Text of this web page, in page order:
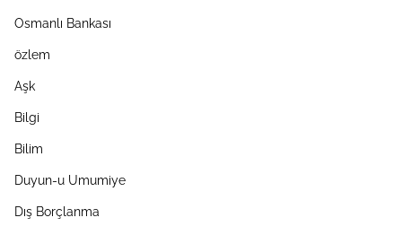
Osmanlı Bankası
özlem
Aşk
Bilgi
Bilim
Duyun-u Umumiye
Dış Borçlanma